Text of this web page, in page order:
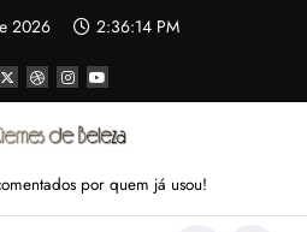
2026 2:36:15 PM
por quem já usou!